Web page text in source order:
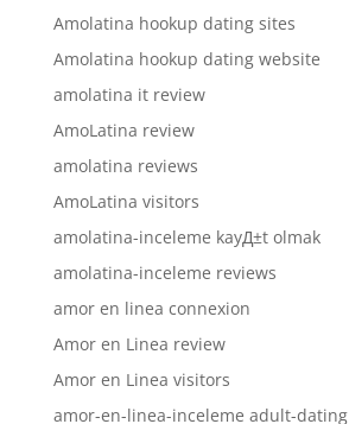
Amolatina hookup dating sites
Amolatina hookup dating website
amolatina it review
AmoLatina review
amolatina reviews
AmoLatina visitors
amolatina-inceleme kayД±t olmak
amolatina-inceleme reviews
amor en linea connexion
Amor en Linea review
Amor en Linea visitors
amor-en-linea-inceleme adult-dating